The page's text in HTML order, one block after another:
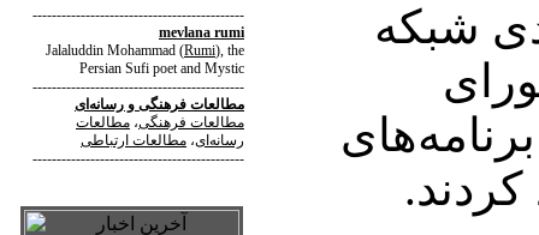
--------------------------------------------
mevlana rumi
Jalaluddin Mohammad (Rumi), the
Persian Sufi poet and Mystic
--------------------------------------------
مطالعات فرهنگی و رسانه‌ای
مطالعات فرهنگی، مطالعات
رسانه‌ای، مطالعات ارتباطی
--------------------------------------------
شبکه